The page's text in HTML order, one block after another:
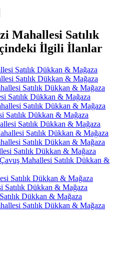
Mahallesi Satılık
İlgili İlanlar
Satılık Dükkan & Mağaza
Satılık Dükkan & Mağaza
Satılık Dükkan & Mağaza
Satılık Dükkan & Mağaza
Satılık Dükkan & Mağaza
Satılık Dükkan & Mağaza
Satılık Dükkan & Mağaza
Satılık Dükkan & Mağaza
Satılık Dükkan & Mağaza
Satılık Dükkan & Mağaza
Mahallesi Satılık Dükkan &
Satılık Dükkan & Mağaza
Dükkan & Mağaza
Dükkan & Mağaza
Satılık Dükkan & Mağaza